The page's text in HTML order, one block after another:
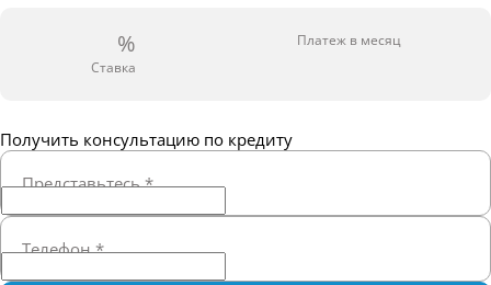
%
Ставка
Платеж в месяц
Получить консультацию по кредиту
Представьтесь*
Телефон*